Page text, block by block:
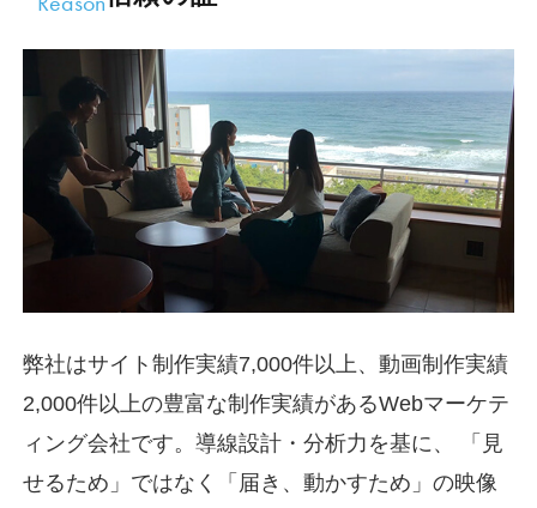
弊社はサイト制作実績7,000件以上、動画制作実績
2,000件以上の豊富な制作実績があるWebマーケテ
ィング会社です。導線設計・分析力を基に、 「見
せるため」ではなく「届き、動かすため」の映像